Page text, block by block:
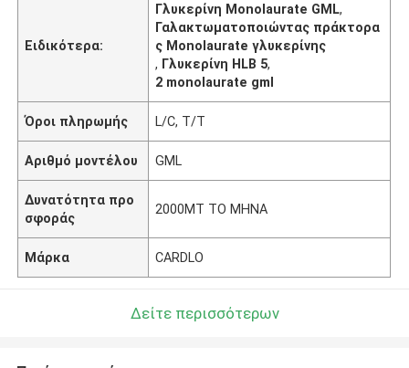
Ειδικότερα:
Γλυκερίνη Monolaurate GML,
Γαλακτωματοποιώντας πράκτορα
ς Monolaurate γλυκερίνης
, Γλυκερίνη HLB 5,
2 monolaurate gml
Όροι πληρωμής L/C, T/T
Αριθμό μοντέλου GML
Δυνατότητα προ
σφοράς
2000MT ΤΟ ΜΗΝΑ
Μάρκα CARDLO
Δείτε περισσότερων